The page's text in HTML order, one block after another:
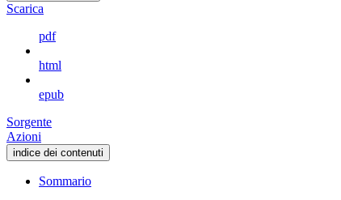
Scarica
pdf
html
epub
Sorgente
Azioni
indice dei contenuti
Sommario